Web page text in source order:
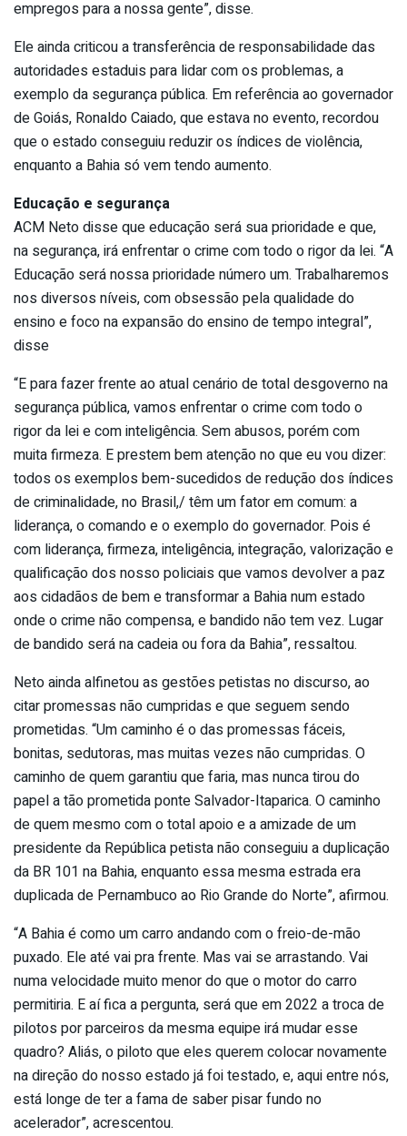
empregos para a nossa gente”, disse.
Ele ainda criticou a transferência de responsabilidade das
autoridades estaduis para lidar com os problemas, a
exemplo da segurança pública. Em referência ao governador
de Goiás, Ronaldo Caiado, que estava no evento, recordou
que o estado conseguiu reduzir os índices de violência,
enquanto a Bahia só vem tendo aumento.
Educação e segurança
ACM Neto disse que educação será sua prioridade e que,
na segurança, irá enfrentar o crime com todo o rigor da lei. “A
Educação será nossa prioridade número um. Trabalharemos
nos diversos níveis, com obsessão pela qualidade do
ensino e foco na expansão do ensino de tempo integral”,
disse
“E para fazer frente ao atual cenário de total desgoverno na
segurança pública, vamos enfrentar o crime com todo o
rigor da lei e com inteligência. Sem abusos, porém com
muita firmeza. E prestem bem atenção no que eu vou dizer:
todos os exemplos bem-sucedidos de redução dos índices
de criminalidade, no Brasil,/ têm um fator em comum: a
liderança, o comando e o exemplo do governador. Pois é
com liderança, firmeza, inteligência, integração, valorização e
qualificação dos nosso policiais que vamos devolver a paz
aos cidadãos de bem e transformar a Bahia num estado
onde o crime não compensa, e bandido não tem vez. Lugar
de bandido será na cadeia ou fora da Bahia”, ressaltou.
Neto ainda alfinetou as gestões petistas no discurso, ao
citar promessas não cumpridas e que seguem sendo
prometidas. “Um caminho é o das promessas fáceis,
bonitas, sedutoras, mas muitas vezes não cumpridas. O
caminho de quem garantiu que faria, mas nunca tirou do
papel a tão prometida ponte Salvador-Itaparica. O caminho
de quem mesmo com o total apoio e a amizade de um
presidente da República petista não conseguiu a duplicação
da BR 101 na Bahia, enquanto essa mesma estrada era
duplicada de Pernambuco ao Rio Grande do Norte”, afirmou.
“A Bahia é como um carro andando com o freio-de-mão
puxado. Ele até vai pra frente. Mas vai se arrastando. Vai
numa velocidade muito menor do que o motor do carro
permitiria. E aí fica a pergunta, será que em 2022 a troca de
pilotos por parceiros da mesma equipe irá mudar esse
quadro? Aliás, o piloto que eles querem colocar novamente
na direção do nosso estado já foi testado, e, aqui entre nós,
está longe de ter a fama de saber pisar fundo no
acelerador”, acrescentou.